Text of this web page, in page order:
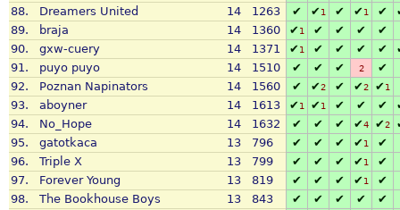
88.
Dreamers United 14 1263 ✔ ✔1 ✔ ✔1 ✔
89.
braja 14 1360 ✔1 ✔ ✔ ✔ ✔
90.
gxw-cuery 14 1371 ✔1 ✔ ✔ ✔ ✔
91.
puyo puyo 14 1510 ✔ ✔ ✔ 2 ✔
92.
Poznan Napinators 14 1560 ✔ ✔2 ✔ ✔2 ✔1
93.
aboyner 14 1613 ✔1 ✔1 ✔ ✔ ✔
94.
No_Hope 14 1632 ✔ ✔ ✔ ✔4 ✔2
95.
gatotkaca 13 796 ✔ ✔ ✔ ✔1 ✔
96.
Triple X 13 799 ✔ ✔ ✔ ✔1 ✔
97.
Forever Young 13 819 ✔ ✔ ✔ ✔1 ✔
98.
The Bookhouse Boys 13 843 ✔ ✔ ✔ ✔ ✔